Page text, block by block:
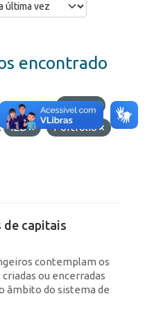
encontrado
Formatos:
HTML
IED
Portfólio
de capitais
contemplam os
ou encerradas
âmbito do sistema de